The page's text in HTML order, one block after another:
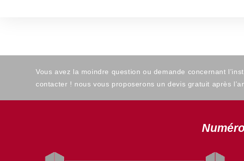
Vous avez la moindre question ou demande concernant
contacter ! nous vous proposerons un devis gratuit après